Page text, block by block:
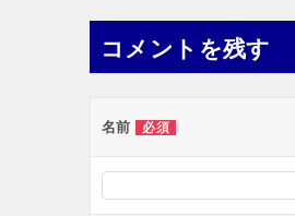
ナ
ビ
ー
ョ
コメントを残す
名前 必須